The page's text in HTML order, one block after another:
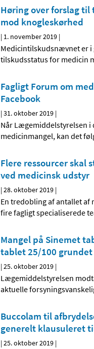
Høring over forslag
mod knogleskørhed
| 1. november 2019 |
Medicintilskudsnævnet er i
tilskudsstatus for medicin
Fagligt Forum om
Facebook
|31. oktober 2019 |
Når Lægemiddelstyrelsen i
medicinmangel, kan det
Flere ressourcer skal
ved medicinsk udstyr
|28. oktober 2019 |
En tredobling af antallet af
fire fagligt specialiserede
Mangel på Sinemet
tablet 25/100
|25. oktober 2019 |
Lægemiddelstyrelsen
aktuelle
Buccolam til
generelt klausuleret
|25. oktober 2019 |